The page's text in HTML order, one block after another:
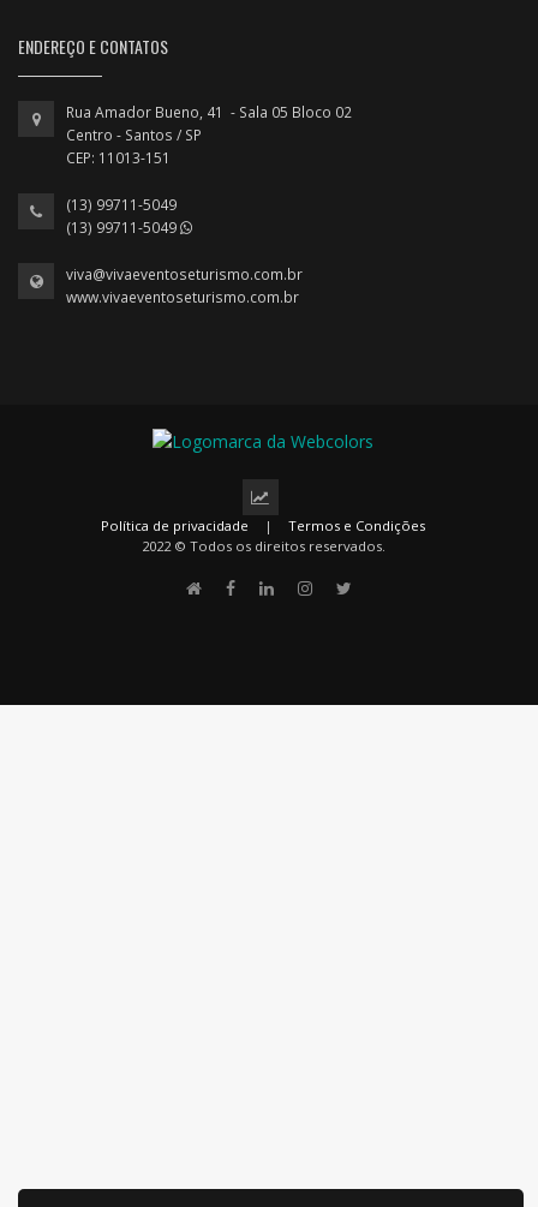
ENDEREÇO E CONTATOS
Rua Amador Bueno, 41 - Sala 05 Bloco 02
Centro - Santos / SP
CEP: 11013-151
(13) 99711-5049
(13) 99711-5049
viva@vivaeventoseturismo.com.br
www.vivaeventoseturismo.com.br
Política de privacidade |
Termos e Condições
2022 © Todos os direitos reservados.